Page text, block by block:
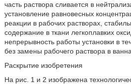
часть раствора сливается в
установление равновесных
реакции в рабочих растворах,
содержание в ткани легкоплавких
непрерывность работы установки в
без замены рабочего раствора в
Раскрытие изобретения
На рис. 1 и 2 изображена